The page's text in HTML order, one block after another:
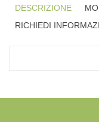
DESCRIZIONE
RICHIEDI